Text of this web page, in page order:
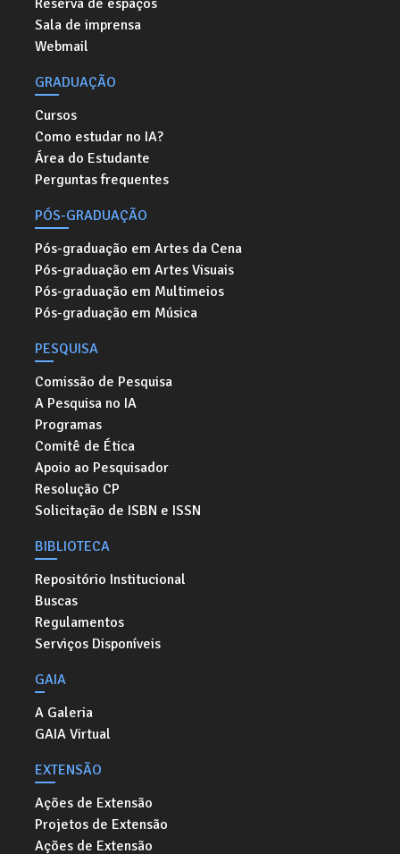
Reserva de espaços
Sala de imprensa
Webmail
GRADUAÇÃO
Cursos
Como estudar no IA?
Área do Estudante
Perguntas frequentes
PÓS-GRADUAÇÃO
Pós-graduação em Artes da Cena
Pós-graduação em Artes Visuais
Pós-graduação em Multimeios
Pós-graduação em Música
PESQUISA
Comissão de Pesquisa
A Pesquisa no IA
Programas
Comitê de Ética
Apoio ao Pesquisador
Resolução CP
Solicitação de ISBN e ISSN
BIBLIOTECA
Repositório Institucional
Buscas
Regulamentos
Serviços Disponíveis
GAIA
A Galeria
GAIA Virtual
EXTENSÃO
Ações de Extensão
Projetos de Extensão
Ações de Extensão